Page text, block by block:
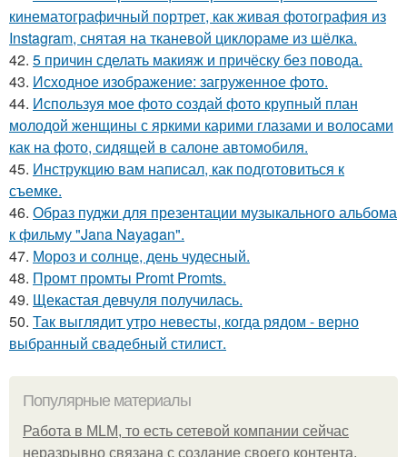
кинематографичный портрет, как живая фотография из
Instagram, снятая на тканевой циклораме из шёлка.
42. 5 причин сделать макияж и причёску без повода.
43. Исходное изображение: загруженное фото.
44. Используя мое фото создай фото крупный план
молодой женщины с яркими карими глазами и волосами
как на фото, сидящей в салоне автомобиля.
45. Инструкцию вам написал, как подготовиться к
съемке.
46. Образ пуджи для презентации музыкального альбома
к фильму "Jana Nayagan".
47. Мороз и солнце, день чудесный.
48. Промт промты Promt Promts.
49. Щекастая девчуля получилась.
50. Так выглядит утро невесты, когда рядом - верно
выбранный свадебный стилист.
Популярные материалы
Работа в MLM, то есть сетевой компании сейчас
неразрывно связана с создание своего контента,